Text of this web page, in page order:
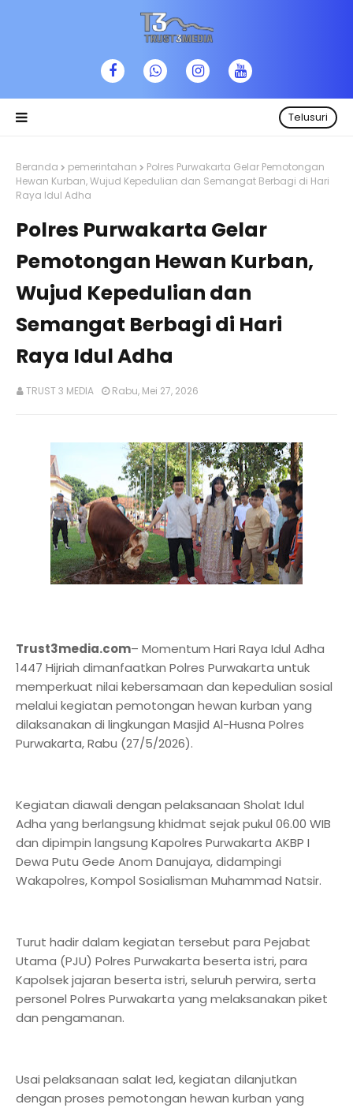
Telusuri
Beranda pemerintahan
Polres Purwakarta Gelar Pemotongan
Hewan Kurban, Wujud Kepedulian dan Semangat Berbagi di Hari
Raya Idul Adha
Polres Purwakarta Gelar
Pemotongan Hewan Kurban,
Wujud Kepedulian dan
Semangat Berbagi di Hari
Raya Idul Adha
TRUST 3 MEDIA Rabu, Mei 27, 2026
Trust3media.com– Momentum Hari Raya Idul Adha
1447 Hijriah dimanfaatkan Polres Purwakarta untuk
memperkuat nilai kebersamaan dan kepedulian sosial
melalui kegiatan pemotongan hewan kurban yang
dilaksanakan di lingkungan Masjid Al-Husna Polres
Purwakarta, Rabu (27/5/2026).
Kegiatan diawali dengan pelaksanaan Sholat Idul
Adha yang berlangsung khidmat sejak pukul 06.00 WIB
dan dipimpin langsung Kapolres Purwakarta AKBP I
Dewa Putu Gede Anom Danujaya, didampingi
Wakapolres, Kompol Sosialisman Muhammad Natsir.
Turut hadir dalam kegiatan tersebut para Pejabat
Utama (PJU) Polres Purwakarta beserta istri, para
Kapolsek jajaran beserta istri, seluruh perwira, serta
personel Polres Purwakarta yang melaksanakan piket
dan pengamanan.
Usai pelaksanaan salat Ied, kegiatan dilanjutkan
dengan proses pemotongan hewan kurban yang